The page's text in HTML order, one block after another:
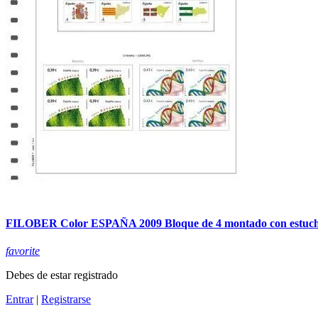
FILOBER Color ESPAÑA 2009 Bloque de 4 montado con
favorite
Debes de estar registrado
Entrar| Registrarse